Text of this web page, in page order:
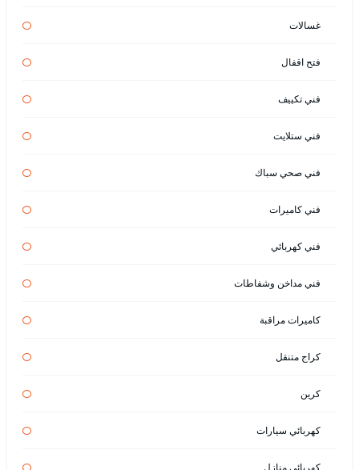
غسالات
فتح اقفال
فني تكييف
فني ستلايت
فني صحي سباك
فني كاميرات
فني كهربائي
فني مداخن وشفاطات
كاميرات مراقبة
كراج متنقل
كرين
كهربائي سيارات
كهربائي منازل